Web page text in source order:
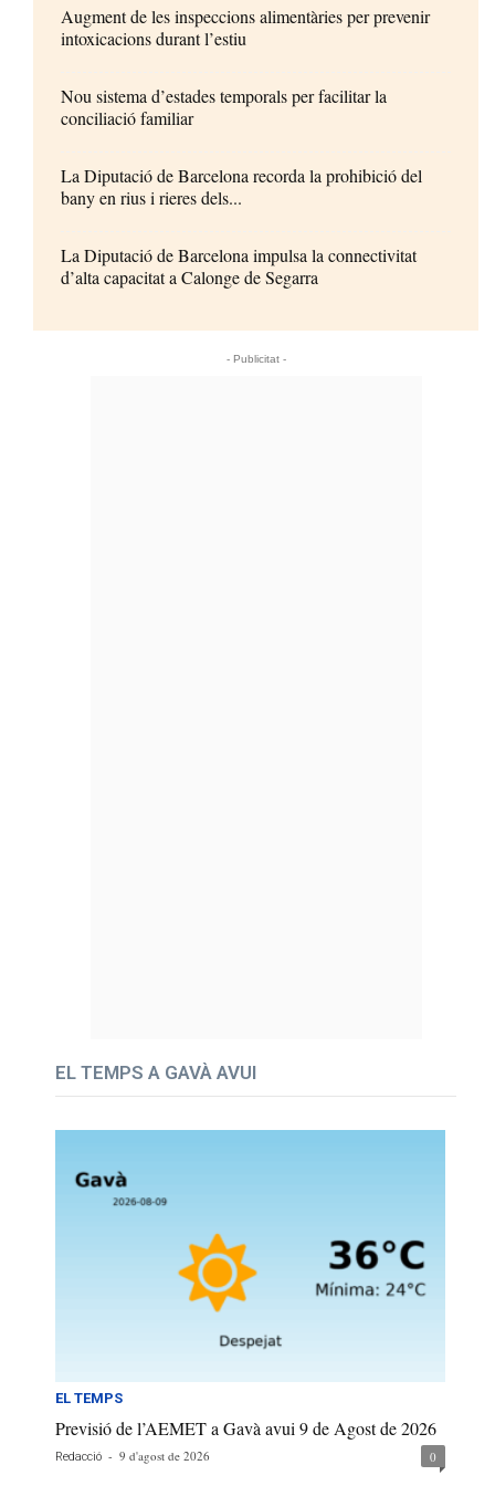
Augment de les inspeccions alimentàries per prevenir
intoxicacions durant l’estiu
Nou sistema d’estades temporals per facilitar la
conciliació familiar
La Diputació de Barcelona recorda la prohibició del
bany en rius i rieres dels...
La Diputació de Barcelona impulsa la connectivitat
d’alta capacitat a Calonge de Segarra
- Publicitat -
EL TEMPS A GAVÀ AVUI
EL TEMPS
Previsió de l’AEMET a Gavà avui 9 de Agost de 2026
Redacció - 9 d'agost de 2026 0